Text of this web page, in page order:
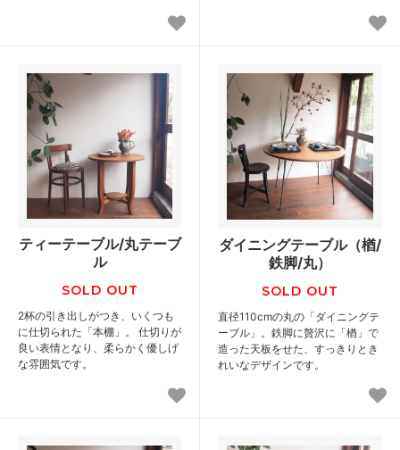
ティーテーブル/丸テーブ
ル
SOLD OUT
2杯の引き出しがつき、いくつも
に仕切られた「本棚」。 仕切りが
良い表情となり、柔らかく優しげ
な雰囲気です。
ダイニングテーブル（楢/
鉄脚/丸）
SOLD OUT
直径110cmの丸の「ダイニングテ
ーブル」。鉄脚に贅沢に「楢」で
造った天板をせた、すっきりとき
れいなデザインです。